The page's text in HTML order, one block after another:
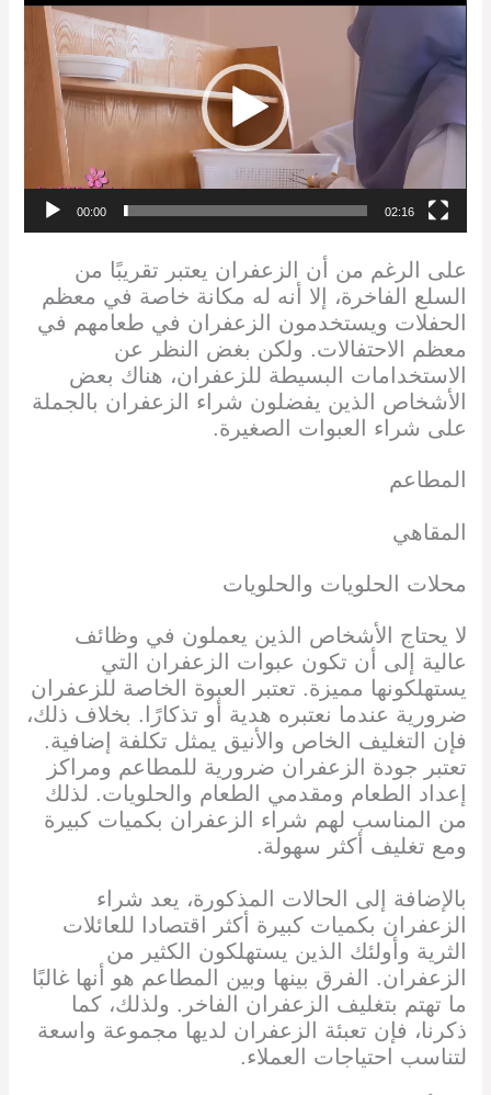
Player
00:00 02:16
على الرغم من أن الزعفران يعتبر تقريبًا من
السلع الفاخرة، إلا أنه له مكانة خاصة في معظم
الحفلات ويستخدمون الزعفران في طعامهم في
معظم الاحتفالات. ولكن بغض النظر عن
الاستخدامات البسيطة للزعفران، هناك بعض
الأشخاص الذين يفضلون شراء الزعفران بالجملة
على شراء العبوات الصغيرة.
المطاعم
المقاهي
محلات الحلويات والحلويات
لا يحتاج الأشخاص الذين يعملون في وظائف
عالية إلى أن تكون عبوات الزعفران التي
يستهلكونها مميزة. تعتبر العبوة الخاصة للزعفران
ضرورية عندما نعتبره هدية أو تذكارًا. بخلاف ذلك،
فإن التغليف الخاص والأنيق يمثل تكلفة إضافية.
تعتبر جودة الزعفران ضرورية للمطاعم ومراكز
إعداد الطعام ومقدمي الطعام والحلويات. لذلك
من المناسب لهم شراء الزعفران بكميات كبيرة
ومع تغليف أكثر سهولة.
بالإضافة إلى الحالات المذكورة، يعد شراء
الزعفران بكميات كبيرة أكثر اقتصادا للعائلات
الثرية وأولئك الذين يستهلكون الكثير من
الزعفران. الفرق بينها وبين المطاعم هو أنها غالبًا
ما تهتم بتغليف الزعفران الفاخر. ولذلك، كما
ذكرنا، فإن تعبئة الزعفران لديها مجموعة واسعة
لتناسب احتياجات العملاء.